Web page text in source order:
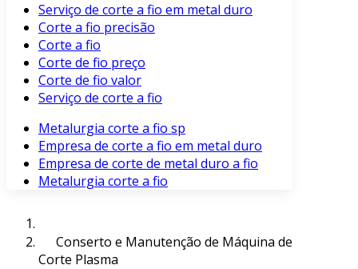
Serviço de corte a fio em metal duro
Corte a fio precisão
Corte a fio
Corte de fio preço
Corte de fio valor
Serviço de corte a fio
Metalurgia corte a fio sp
Empresa de corte a fio em metal duro
Empresa de corte de metal duro a fio
Metalurgia corte a fio
Conserto e Manutenção de Máquina de
Corte Plasma